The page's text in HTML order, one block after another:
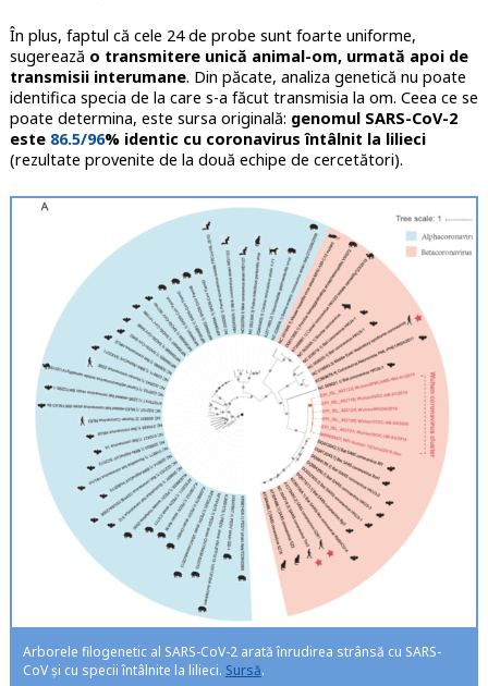
În plus, faptul că cele 24 de probe sunt foarte uniforme,
sugerează o transmitere unică animal-om, urmată apoi de
transmisii interumane. Din păcate, analiza genetică nu poate
identifica specia de la care s-a făcut transmisia la om. Ceea ce se
poate determina, este sursa originală: genomul SARS-CoV-2
este 86.5/96% identic cu coronavirus întâlnit la lilieci
(rezultate provenite de la două echipe de cercetători).
Arborele filogenetic al SARS-CoV-2 arată înrudirea strânsă cu SARS-
CoV și cu specii întâlnite la lilieci. Sursă.